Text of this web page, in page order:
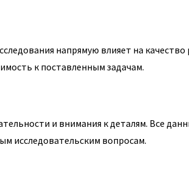
напрямую влияет на
к поставленным задачам.
и внимания к деталям. Все
исследовательским вопросам.